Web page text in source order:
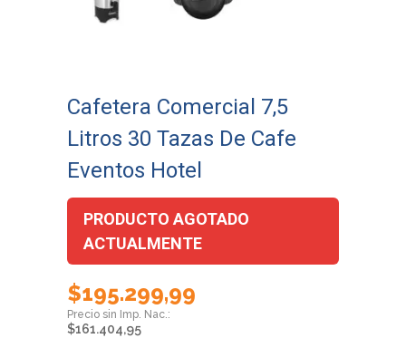
Cafetera Comercial 7,5
Litros 30 Tazas De Cafe
Eventos Hotel
PRODUCTO AGOTADO
ACTUALMENTE
$195.299,99
$161.404,95